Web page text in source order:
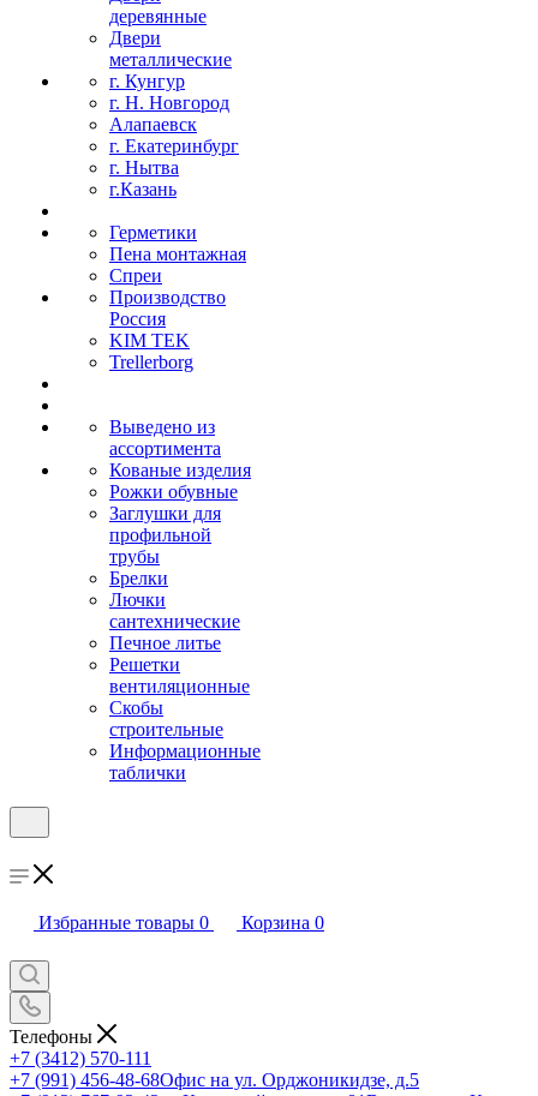
деревянные
Двери
металлические
г. Кунгур
г. Н. Новгород
Алапаевск
г. Екатеринбург
г. Нытва
г.Казань
Герметики
Пена монтажная
Спреи
Производство
Россия
KIM TEK
Trellerborg
Выведено из
ассортимента
Кованые изделия
Рожки обувные
Заглушки для
профильной
трубы
Брелки
Лючки
сантехнические
Печное литье
Решетки
вентиляционные
Скобы
строительные
Информационные
таблички
Избранные товары 0 Корзина 0
Телефоны
+7 (3412) 570-111
+7 (991) 456-48-68Офис на ул. Орджоникидзе, д.5